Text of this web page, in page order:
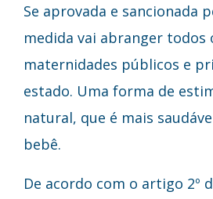
Se aprovada e sancionada
medida vai abranger todos
maternidades públicos e
estado. Uma forma de
natural, que é mais
bebê.
De acordo com o artigo 2º